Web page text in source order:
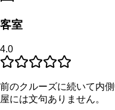
客室
4.0
前のクルーズに続いて内
屋には文句ありません。